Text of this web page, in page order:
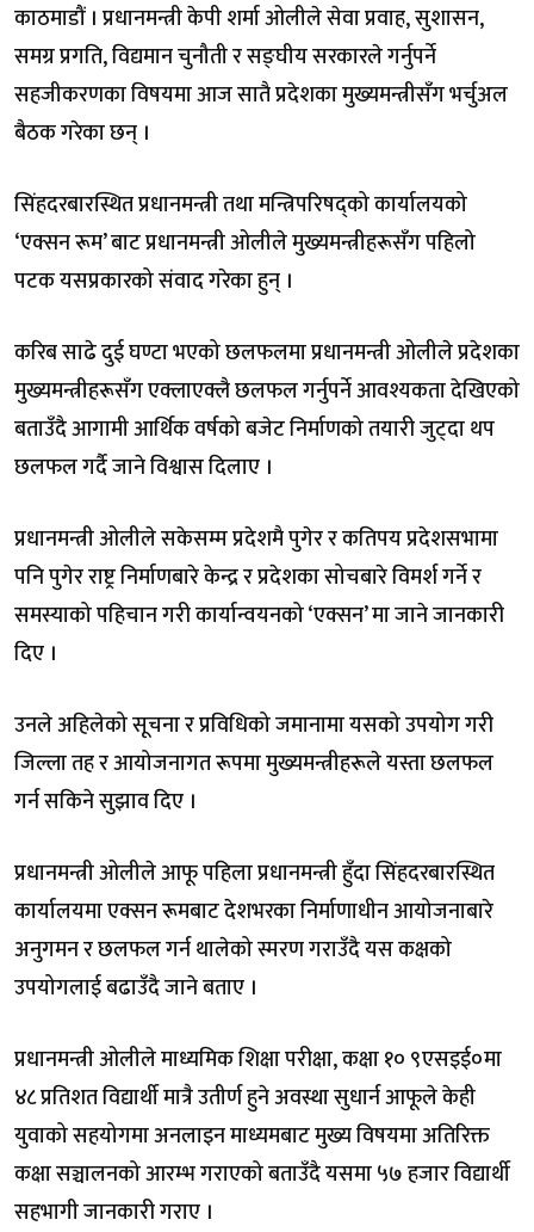
काठमाडौं । प्रधानमन्त्री केपी शर्मा ओलीले सेवा प्रवाह, सुशासन,
समग्र प्रगति, विद्यमान चुनौती र सङ्घीय सरकारले गर्नुपर्ने
सहजीकरणका विषयमा आज सातै प्रदेशका मुख्यमन्त्रीसँग भर्चुअल
बैठक गरेका छन् ।
सिंहदरबारस्थित प्रधानमन्त्री तथा मन्त्रिपरिषद्को कार्यालयको
‘एक्सन रूम’ बाट प्रधानमन्त्री ओलीले मुख्यमन्त्रीहरूसँग पहिलो
पटक यसप्रकारको संवाद गरेका हुन् ।
करिब साढे दुई घण्टा भएको छलफलमा प्रधानमन्त्री ओलीले प्रदेशका
मुख्यमन्त्रीहरूसँग एक्लाएक्लै छलफल गर्नुपर्ने आवश्यकता देखिएको
बताउँदै आगामी आर्थिक वर्षको बजेट निर्माणको तयारी जुट्दा थप
छलफल गर्दै जाने विश्वास दिलाए ।
प्रधानमन्त्री ओलीले सकेसम्म प्रदेशमै पुगेर र कतिपय प्रदेशसभामा
पनि पुगेर राष्ट्र निर्माणबारे केन्द्र र प्रदेशका सोचबारे विमर्श गर्ने र
समस्याको पहिचान गरी कार्यान्वयनको ‘एक्सन’ मा जाने जानकारी
दिए ।
उनले अहिलेको सूचना र प्रविधिको जमानामा यसको उपयोग गरी
जिल्ला तह र आयोजनागत रूपमा मुख्यमन्त्रीहरूले यस्ता छलफल
गर्न सकिने सुझाव दिए ।
प्रधानमन्त्री ओलीले आफू पहिला प्रधानमन्त्री हुँदा सिंहदरबारस्थित
कार्यालयमा एक्सन रूमबाट देशभरका निर्माणाधीन आयोजनाबारे
अनुगमन र छलफल गर्न थालेको स्मरण गराउँदै यस कक्षको
उपयोगलाई बढाउँदै जाने बताए ।
प्रधानमन्त्री ओलीले माध्यमिक शिक्षा परीक्षा, कक्षा १० ९एसइई०मा
४८ प्रतिशत विद्यार्थी मात्रै उतीर्ण हुने अवस्था सुधार्न आफूले केही
युवाको सहयोगमा अनलाइन माध्यमबाट मुख्य विषयमा अतिरिक्त
कक्षा सञ्चालनको आरम्भ गराएको बताउँदै यसमा ५७ हजार विद्यार्थी
सहभागी जानकारी गराए ।